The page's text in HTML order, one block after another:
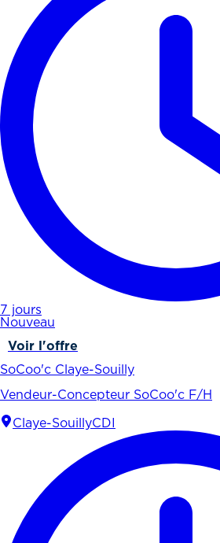
7 jours
Nouveau
Voir l'offre
SoCoo'c Claye-Souilly
Vendeur-Concepteur SoCoo'c F/H
Claye-SouillyCDI